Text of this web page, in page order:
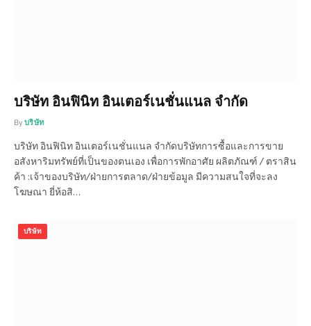
บริษัท อินฟินิท อินเตอร์เนชั่นแนล จำกัด
By บริษัท
บริษัท อินฟินิท อินเตอร์เนชั่นแนล จำกัดบริษัทการซื้อและการขาย
อสังหาริมทรัพย์ที่เป็นของตนเอง เพื่อการพักอาศัย ผลิตภัณฑ์ / ตราสิน
ค้า :เจ้าของบริษัท/ฝ่ายการตลาด/ฝ่ายข้อมูล มีความสนใจที่จะลง
โฆษณา ยี่ห้อสิ…
บริษัท